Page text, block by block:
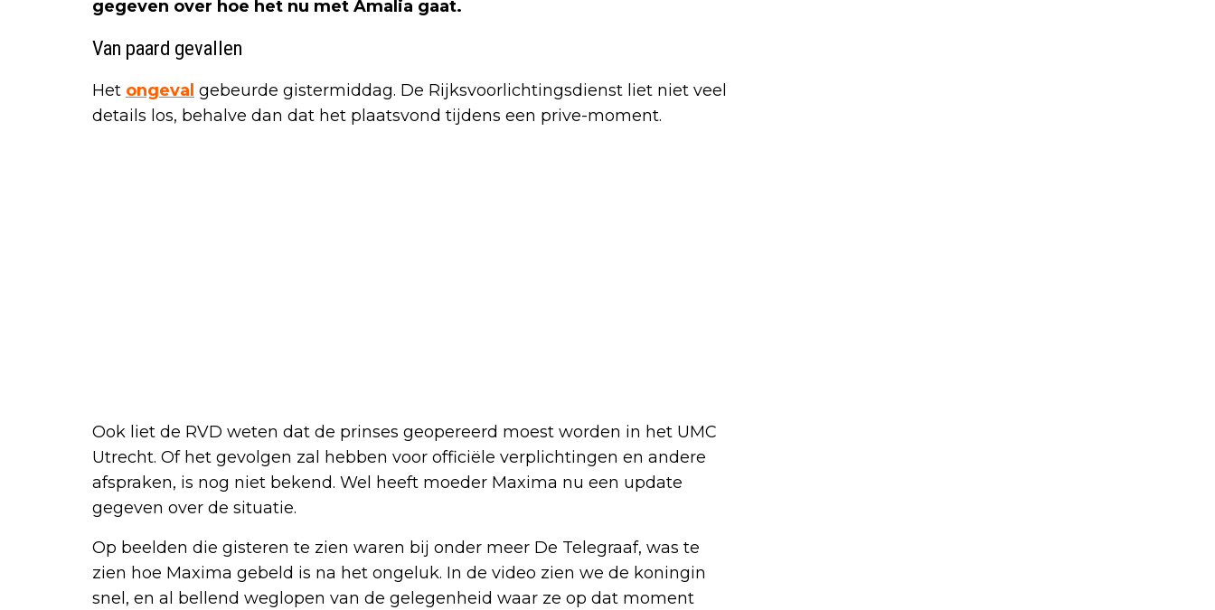
gegeven over hoe het nu met Amalia gaat.
Van paard gevallen
Het ongeval gebeurde gistermiddag. De Rijksvoorlichtingsdienst liet niet veel
details los, behalve dan dat het plaatsvond tijdens een prive-moment.
Ook liet de RVD weten dat de prinses geopereerd moest worden in het UMC
Utrecht. Of het gevolgen zal hebben voor officiële verplichtingen en andere
afspraken, is nog niet bekend. Wel heeft moeder Maxima nu een update
gegeven over de situatie.
Op beelden die gisteren te zien waren bij onder meer De Telegraaf, was te
zien hoe Maxima gebeld is na het ongeluk. In de video zien we de koningin
snel, en al bellend weglopen van de gelegenheid waar ze op dat moment